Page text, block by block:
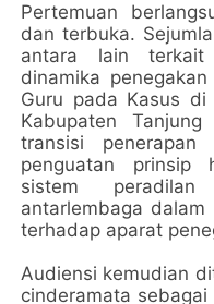
Pertemuan
dan terbuka.
antara lain terkait
dinamika
Guru pada Kasus di
Kabupaten
transisi
penguatan prinsip
sistem
antarlembaga dalam
terhadap aparat
Audiensi kemudian
cinderamata